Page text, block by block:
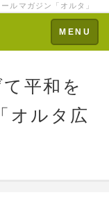
ガジン「オルタ」
Toggle
navigation
MENU
平和を
オルタ広